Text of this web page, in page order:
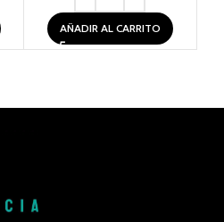
AÑADIR AL CARRITO